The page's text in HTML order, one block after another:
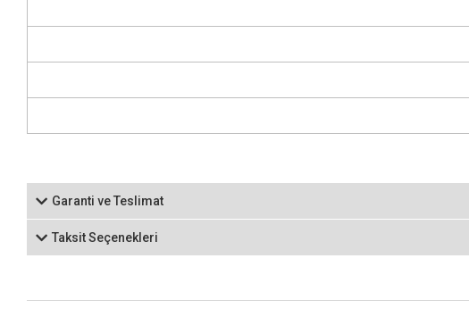
Garanti ve Teslimat
Taksit Seçenekleri